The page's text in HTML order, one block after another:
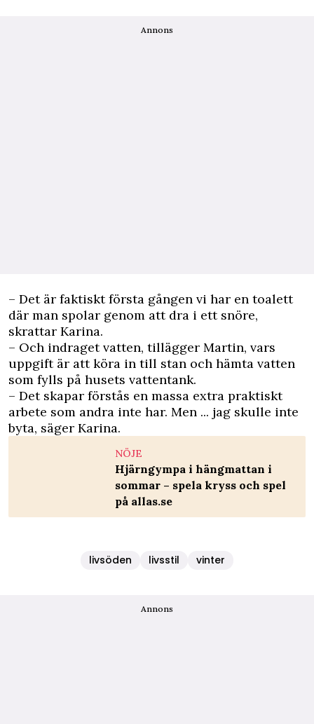
Annons
– Det är faktiskt första gången vi har en toalett
där man spolar genom att dra i ett snöre,
skrattar Karina.
– Och indraget vatten, tillägger Martin, vars
uppgift är att köra in till stan och hämta vatten
som fylls på husets vattentank.
– Det skapar förstås en massa extra praktiskt
arbete som andra inte har. Men ... jag skulle inte
byta, säger Karina.
NÖJE
Hjärngympa i hängmattan i
sommar – spela kryss och spel
på allas.se
livsöden livsstil vinter
Annons